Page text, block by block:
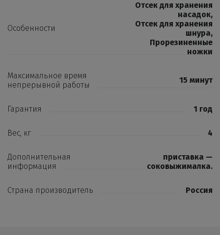
Особенности
Отсек для хранения
насадок,
Отсек для хранения
шнура,
Прорезиненные
ножки
Максимальное время
непрерывной работы
15 минут
Гарантия 1 год
Вес, кг 4
Дополнительная
информация
приставка —
соковыжималка.
Страна производитель Россия